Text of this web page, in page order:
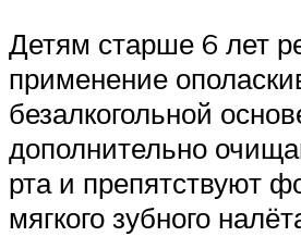
Детям старше 6 лет
применение
безалкогольной
дополнительно
рта и препятствуют
мягкого зубного